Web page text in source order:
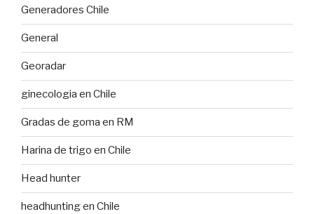
Generadores Chile
General
Georadar
ginecologia en Chile
Gradas de goma en RM
Harina de trigo en Chile
Head hunter
headhunting en Chile